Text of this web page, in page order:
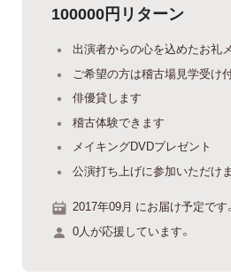
100000円リターン
出演者からの心を込めたお礼
ご希望の方は稽古場見学受け
俳優貸します
稽古体験できます
メイキングDVDプレゼント
公演打ち上げに参加いただけ
2017年09月 にお届け予定です。
0人が応援しています。